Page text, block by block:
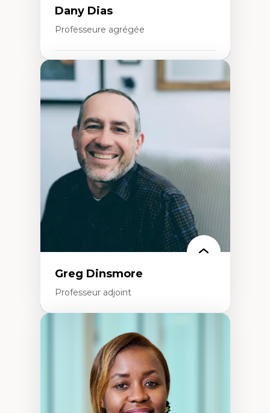
Dany Dias
Professeure agrégée
Pédagogies critiques et justice sociale
Éthique relationnelle et sollicitude en
éducation
Décolonisation et autochtonisation de la
formation à l’enseignement
Littératie et didactique du français
Éducation inclusive
Formation à l’enseignement en contexte
francophone minoritaire
Identité linguistique et culturelle
Recherche-action et approches
participatives
Leadership éducatif et pratiques réflexives
Éducation durable et bien-être en
Greg Dinsmore
Professeur adjoint
Fragmentation des auditoires médiatiques
Analyse multi-plateforme des auditoires
médiatiques
Analyse des comportements numériques à
travers les données massives et l’IA
Recherche quantitative et qualitative sur
les auditoires médiatiques